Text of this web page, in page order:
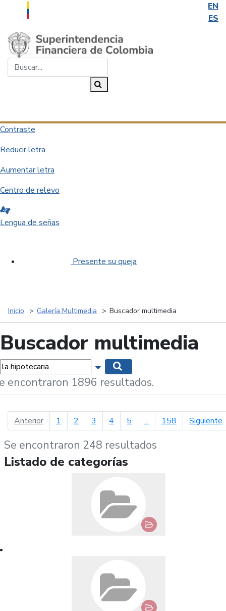
EN
ES
Saltar al contenido principal
Contraste
Reducir letra
Aumentar letra
Centro de relevo
Lengua de señas
Presente su queja
Inicio Galería Multimedia Buscador multimedia
Buscador multimedia
Mostrar opciones de búsqueda
encontraron 1896 resultados.
Anteriorpágina anterior
1 2 3 4 5 ... 158 Siguiente
Se encontraron 248 resultados
Listado de categorías